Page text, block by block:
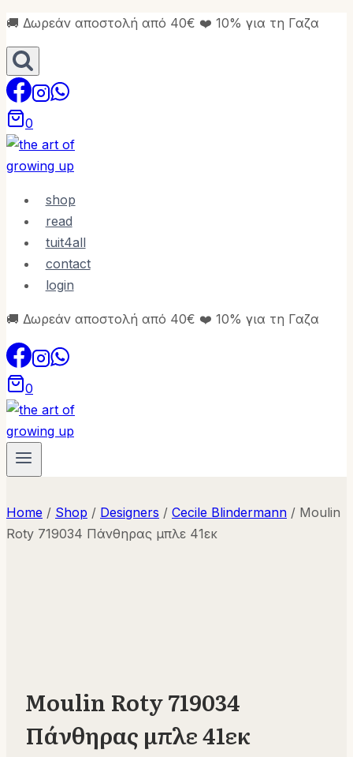
Skip
to
content
🚚 Δωρεάν αποστολή από 40€ ❤️ 10% για τη Γαζα
0
shop
read
tuit4all
contact
login
🚚 Δωρεάν αποστολή από 40€ ❤️ 10% για τη Γαζα
0
Home / Shop / Designers / Cecile Blindermann / Moulin
Roty 719034 Πάνθηρας μπλε 41εκ
Moulin Roty 719034
Πάνθηρας μπλε 41εκ